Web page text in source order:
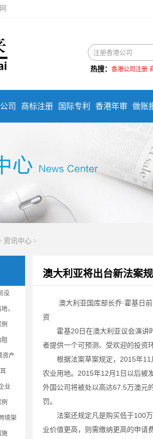
热搜： 香港公司注册
司 商标注册 国际专利 香港年审 做账
资讯中心 >
没
，
资产
业
境架
施
澳大利亚将出台新法案
澳大利亚国库部长乔·霍基日前
资
霍基20日在澳大利亚议会演讲时
者提供一个可预测、受欢迎的投资环
根据法案草案规定，2015年11
农业用地。2015年12月1日以后被
外国公司将被处以高达67.5万澳元
罚。
法案还规定凡是购买低于100万
业价值更高，则需缴纳更高的申请